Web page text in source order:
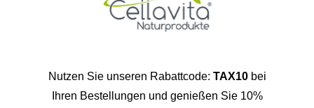
Nutzen Sie unseren Rabattcode: TAX10bei
Ihren Bestellungen und genießen Sie 10%